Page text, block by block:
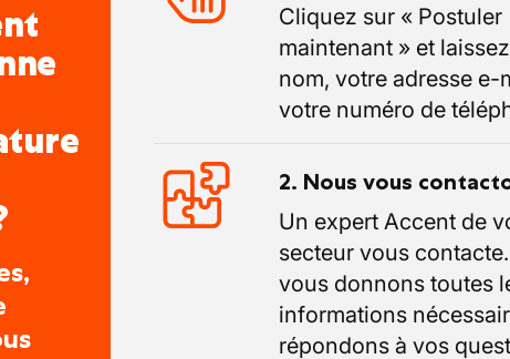
Cliquez sur « Postuler
maintenant » et
nom, votre adresse e-
votre numéro de
2. Nous vous
Un expert Accent de
secteur vous
vous donnons toutes
informations
répondons à vos